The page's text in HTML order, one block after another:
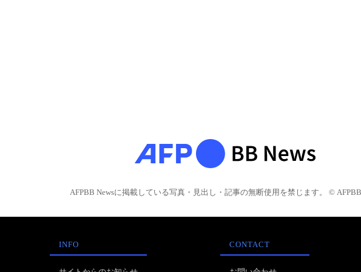
AFPBB Newsに掲載している写真・見出し・記事の無断使用を禁じます。 © AFPBB
INFO CONTACT